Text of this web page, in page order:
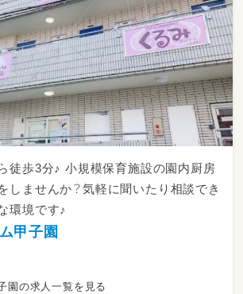
徒歩3分♪ 小規模保育施設の園内厨房
しませんか？気軽に聞いたり相談でき
環境です♪
甲子園
園の求人一覧を見る